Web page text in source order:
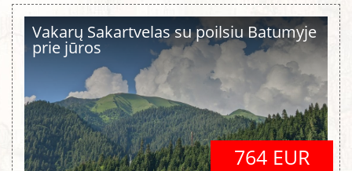
Vakarų Sakartvelas su poilsiu Batumyje
prie jūros
764 EUR